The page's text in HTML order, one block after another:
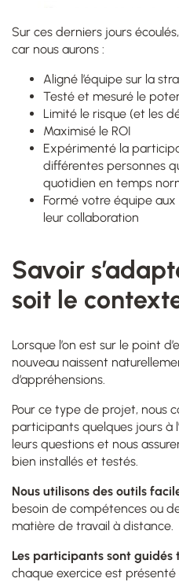
Sur ces derniers jours
car nous aurons :
Aligné l’équipe sur la
Testé et mesuré le
Limité le risque (et les
Maximisé le ROI
Expérimenté la
différentes personnes
quotidien en temps
Formé votre équipe
leur collaboration
Savoir
soit le
Lorsque l’on est sur le point
nouveau naissent
d’appréhensions.
Pour ce type de projet, nous
participants quelques jours à
leurs questions et nous
bien installés et testés.
Nous utilisons des outils
besoin de compétences ou
matière de travail à distance.
Les participants sont
chaque exercice est